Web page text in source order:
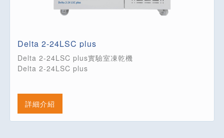
Delta 2-24LSC plus
Delta 2-24LSC plus實驗室凍乾機
Delta 2-24LSC plus
詳細介紹